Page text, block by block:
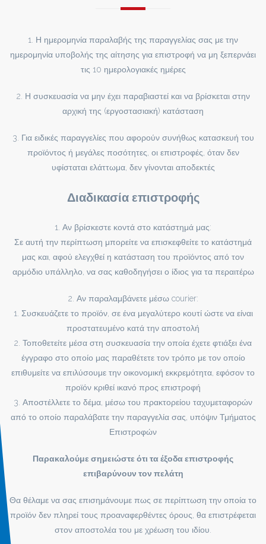
1. Η ημερομηνία παραλαβής της παραγγελίας σας με την
ημερομηνία υποβολής της αίτησης για επιστροφή να μη ξεπερνάει
τις 10 ημερολογιακές ημέρες
2. Η συσκευασία να μην έχει παραβιαστεί και να βρίσκεται στην
αρχική της (εργοστασιακή) κατάσταση
3. Για ειδικές παραγγελίες που αφορούν συνήθως κατασκευή του
προϊόντος ή μεγάλες ποσότητες, οι επιστροφές, όταν δεν
υφίσταται ελάττωμα, δεν γίνονται αποδεκτές
Διαδικασία επιστροφής
1. Αν βρίσκεστε κοντά στο κατάστημά μας:
Σε αυτή την περίπτωση μπορείτε να επισκεφθείτε το κατάστημά
μας και, αφού ελεγχθεί η κατάσταση του προϊόντος από τον
αρμόδιο υπάλληλο, να σας καθοδηγήσει ο ίδιος για τα περαιτέρω
2. Αν παραλαμβάνετε μέσω courier:
1. Συσκευάζετε το προϊόν, σε ένα μεγαλύτερο κουτί ώστε να είναι
προστατευμένο κατά την αποστολή
2. Τοποθετείτε μέσα στη συσκευασία την οποία έχετε φτιάξει ένα
έγγραφο στο οποίο μας παραθέτετε τον τρόπο με τον οποίο
επιθυμείτε να επιλύσουμε την οικονομική εκκρεμότητα, εφόσον το
προϊόν κριθεί ικανό προς επιστροφή
3. Αποστέλλετε το δέμα, μέσω του πρακτορείου ταχυμεταφορών
από το οποίο παραλάβατε την παραγγελία σας, υπόψιν Τμήματος
Επιστροφών
Παρακαλούμε σημειώστε ότι τα έξοδα επιστροφής
επιβαρύνουν τον πελάτη
Θα θέλαμε να σας επισημάνουμε πως σε περίπτωση την οποία το
προϊόν δεν πληρεί τους προαναφερθέντες όρους, θα επιστρέφεται
στον αποστολέα του με χρέωση του ιδίου.